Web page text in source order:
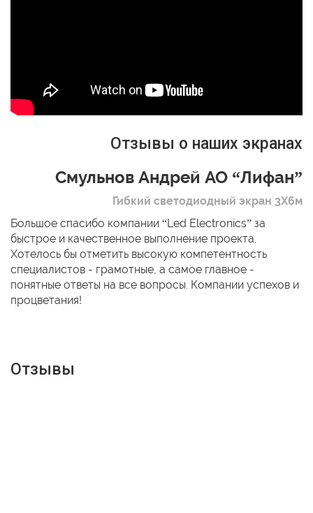
Отзывы о наших экранах
Смульнов Андрей АО “Лифан”
Гибкий светодиодный экран 3Х6м
Большое спасибо компании “Led Electronics” за
быстрое и качественное выполнение проекта.
Хотелось бы отметить высокую компетентность
специалистов - грамотные, а самое главное -
понятные ответы на все вопросы. Компании успехов и
процветания!
Отзывы